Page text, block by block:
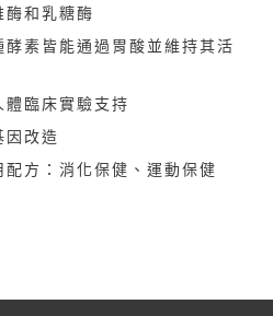
酶和乳糖酶
酵素皆能通過胃酸並維持其活
體臨床實驗支持
因改造
配方：消化保健、運動保健